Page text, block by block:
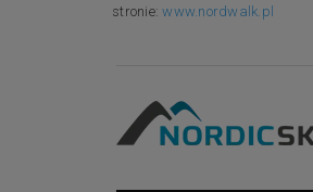
stronie:www.nordwalk.pl